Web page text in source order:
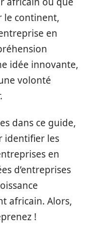
le continent,
en
idée innovante,
volonté
dans ce guide,
identifier les
en
d’entreprises
africain. Alors,
!